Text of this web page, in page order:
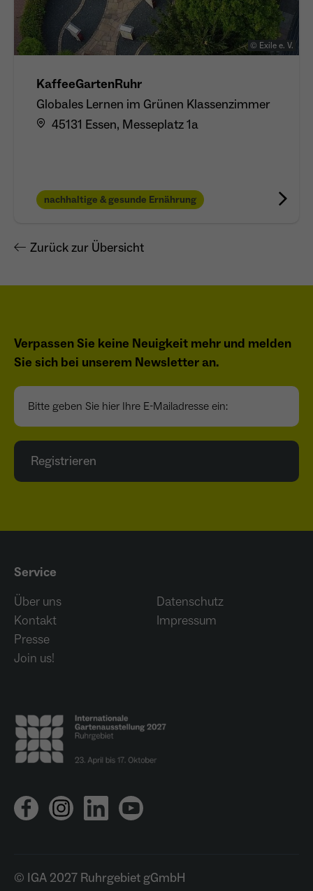
© Exile e. V.
KaffeeGartenRuhr
Globales Lernen im Grünen Klassenzimmer
45131 Essen, Messeplatz 1a
nachhaltige & gesunde Ernährung
Zurück zur Übersicht
Verpassen Sie keine Neuigkeit mehr und melden
Sie sich bei unserem Newsletter an.
Bitte geben Sie hier Ihre E-Mailadresse ein:
Registrieren
Service
Über uns
Kontakt
Presse
Join us!
Datenschutz
Impressum
© IGA 2027 Ruhrgebiet gGmbH